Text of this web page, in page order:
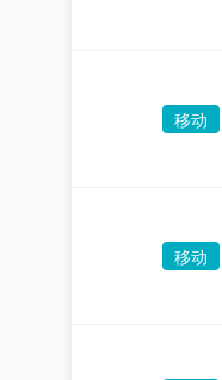
移动
移动